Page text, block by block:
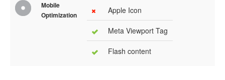
Mobile
Optimization
Apple Icon
Meta Viewport Tag
Flash content